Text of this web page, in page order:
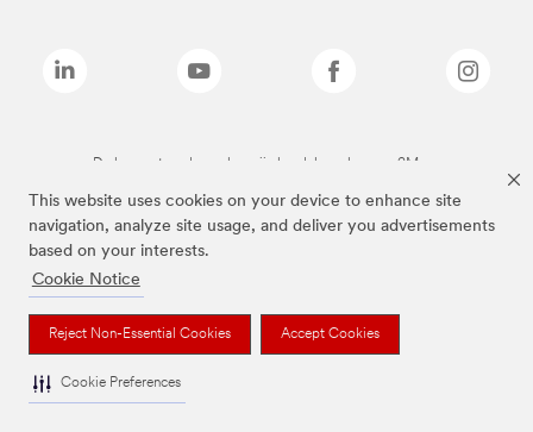
This website uses cookies on your device to enhance site
navigation, analyze site usage, and deliver you advertisements
based on your interests.
Cookie Notice
Reject Non-Essential Cookies Accept Cookies
Cookie Preferences
De bovenstaande merken zijn handelsmerken van 3M.we